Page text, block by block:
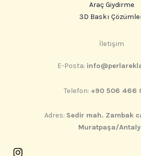
Araç Giydirme
3D Baskı
İletişim
E-Posta:
Telefon: +90 506 466
Adres: Sedir mah. Zambak
Muratpaşa/